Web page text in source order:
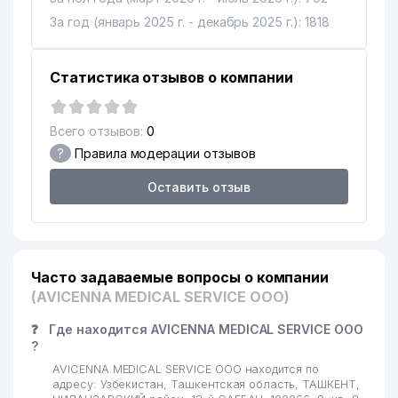
10
РАЙОНА
651 м
11
АРХИТЕКТУРЫ И
СТРОИТЕЛЬСТВА г. ТАШКЕНТА
750 м
ANVAR'S GUESTS СЕМЕЙНОЕ
ПРЕДПРИЯТИЕ
ИСТИКЛОЛ ДВОРЕЦ ИСКУССТВ
14 PANDASOFT ЧП 824 м
16
INTERCONCEPTS
INTERCORPORATED
ПРЕДСТАВИТЕЛЬСТВО
934 м
За год (январь 2025 г. - декабрь 2025 г.): 1818
Статистика отзывов о компании
Всего отзывов: 0
? Правила модерации отзывов
Оставить отзыв
Часто задаваемые вопросы о компании
(AVICENNA MEDICAL SERVICE ООО)
❓
Где находится AVICENNA MEDICAL SERVICE ООО
?
AVICENNA MEDICAL SERVICE ООО находится по
адресу: Узбекистан, Ташкентская область, ТАШКЕНТ,